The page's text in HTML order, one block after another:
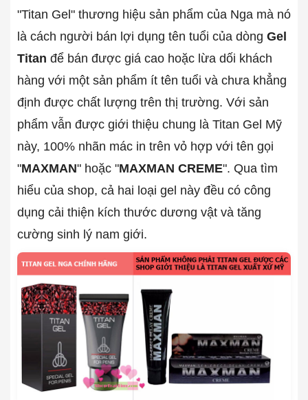
"Titan Gel" thương hiệu sản phẩm của Nga mà nó
là cách người bán lợi dụng tên tuổi của dòng Gel
Titan để bán được giá cao hoặc lừa dối khách
hàng với một sản phẩm ít tên tuổi và chưa khẳng
định được chất lượng trên thị trường. Với sản
phẩm vẫn được giới thiệu chung là Titan Gel Mỹ
này, 100% nhãn mác in trên vỏ hợp với tên gọi
"MAXMAN" hoặc "MAXMAN CREME". Qua tìm
hiểu của shop, cả hai loại gel này đều có công
dụng cải thiện kích thước dương vật và tăng
cường sinh lý nam giới.